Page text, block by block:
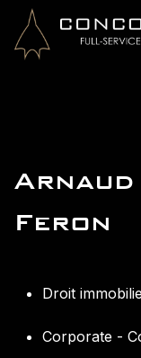
Se rendre au contenu
Arnaud
Feron
Droit
Corporate -